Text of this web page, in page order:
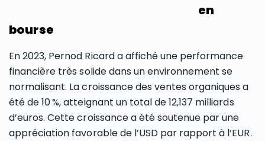
en
bourse
En 2023, Pernod Ricard a affiché une performance
financière très solide dans un environnement se
normalisant. La croissance des ventes organiques a
été de 10 %, atteignant un total de 12,137 milliards
d’euros. Cette croissance a été soutenue par une
appréciation favorable de l’USD par rapport à l’EUR​​.